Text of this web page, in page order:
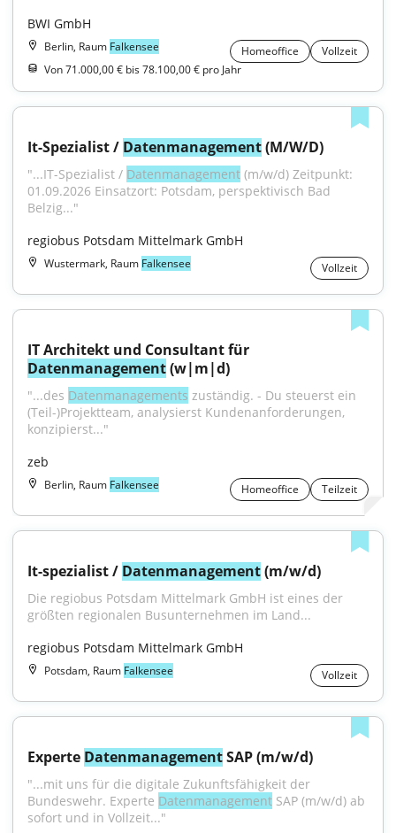
BWI GmbH
Berlin, Raum Falkensee Homeoffice
Vollzeit
Von 71.000,00 € bis 78.100,00 € pro Jahr
It-Spezialist / Datenmanagement (M/W/D)
"...IT-Spezialist / Datenmanagement (m/w/d) Zeitpunkt:
01.09.2026 Einsatzort: Potsdam, perspektivisch Bad
Belzig..."
regiobus Potsdam Mittelmark GmbH
Wustermark, Raum Falkensee Vollzeit
Datenmanagement (w|m|d)
"...des Datenmanagements zuständig. - Du steuerst ein
(Teil-)Projektteam, analysierst Kundenanforderungen,
konzipierst..."
zeb
Berlin, Raum Falkensee Homeoffice Teilzeit
It-spezialist / Datenmanagement (m/w/d)
Die regiobus Potsdam Mittelmark GmbH ist eines der
größten regionalen Busunternehmen im Land...
regiobus Potsdam Mittelmark GmbH
Potsdam, Raum Falkensee Vollzeit
Experte Datenmanagement SAP (m/w/d)
"...mit uns für die digitale Zukunftsfähigkeit der
Bundeswehr. Experte Datenmanagement SAP (m/w/d) ab
sofort und in Vollzeit..."